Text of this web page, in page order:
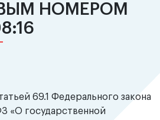
НОМЕРОМ
69.1 Федерального закона
«О государственной